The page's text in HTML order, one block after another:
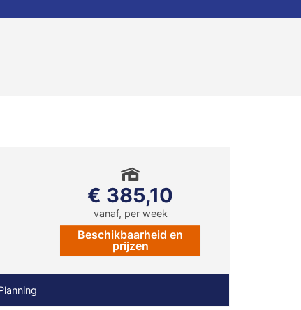
€ 385,10
vanaf, per week
Beschikbaarheid en
prijzen